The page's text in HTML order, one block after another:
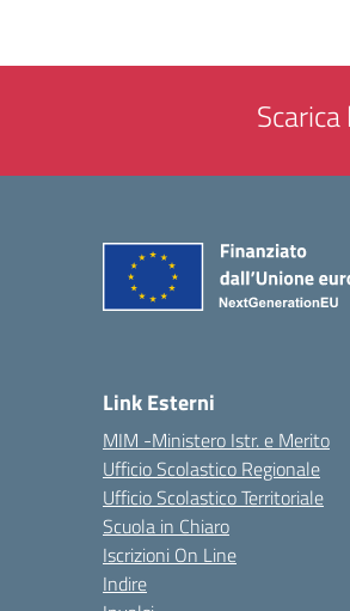
Link Esterni
MIM -Ministero Istr. e Merito
Ufficio Scolastico Regionale
Ufficio Scolastico Territoriale
Scuola in Chiaro
Iscrizioni On Line
Indire